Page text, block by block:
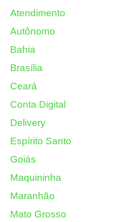
Atendimento
Autônomo
Bahia
Brasília
Ceará
Conta Digital
Delivery
Espírito Santo
Goiás
Maquininha
Maranhão
Mato Grosso